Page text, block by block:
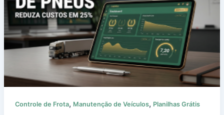
Controle de Frota, Manutenção de Veículos, Planilhas Grátis